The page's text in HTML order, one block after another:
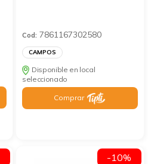
Cod: 7861167302580
CAMPOS
Disponible en local
seleccionado
Comprar
-10%